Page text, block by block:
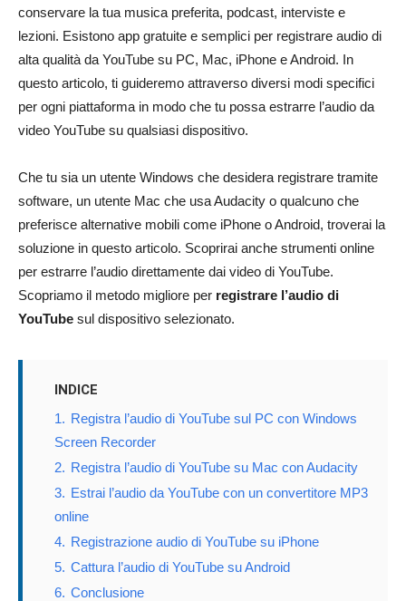
conservare la tua musica preferita, podcast, interviste e
lezioni. Esistono app gratuite e semplici per registrare audio di
alta qualità da YouTube su PC, Mac, iPhone e Android. In
questo articolo, ti guideremo attraverso diversi modi specifici
per ogni piattaforma in modo che tu possa estrarre l’audio da
video YouTube su qualsiasi dispositivo.
Che tu sia un utente Windows che desidera registrare tramite
software, un utente Mac che usa Audacity o qualcuno che
preferisce alternative mobili come iPhone o Android, troverai la
soluzione in questo articolo. Scoprirai anche strumenti online
per estrarre l’audio direttamente dai video di YouTube.
Scopriamo il metodo migliore per registrare l’audio di
YouTube sul dispositivo selezionato.
INDICE
1. Registra l’audio di YouTube sul PC con Windows
Screen Recorder
2. Registra l’audio di YouTube su Mac con Audacity
3. Estrai l’audio da YouTube con un convertitore MP3
online
4. Registrazione audio di YouTube su iPhone
5. Cattura l’audio di YouTube su Android
6. Conclusione